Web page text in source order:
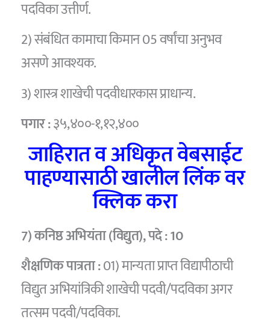
पदविका उत्तीर्ण.
2) संबंधित कामाचा किमान 05 वर्षांचा अनुभव
असणे आवश्यक.
3) शास्त्र शाखेची पदवीधारकास प्राधान्य.
पगार :३५,४००-१,१२,४००
जाहिरात व अधिकृत वेबसाईट
पाहण्यासाठी खालील लिंक वर
क्लिक करा
7) कनिष्ठ अभियंता (विद्युत),पदे :10
शैक्षणिक पात्रता :01) मान्यता प्राप्त विद्यापीठाची
विद्युत अभियांत्रिकी शाखेची पदवी/पदविका अगर
तत्सम पदवी/पदविका.